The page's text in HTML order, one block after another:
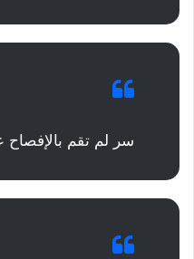
سر لم تقم بالإفصاح